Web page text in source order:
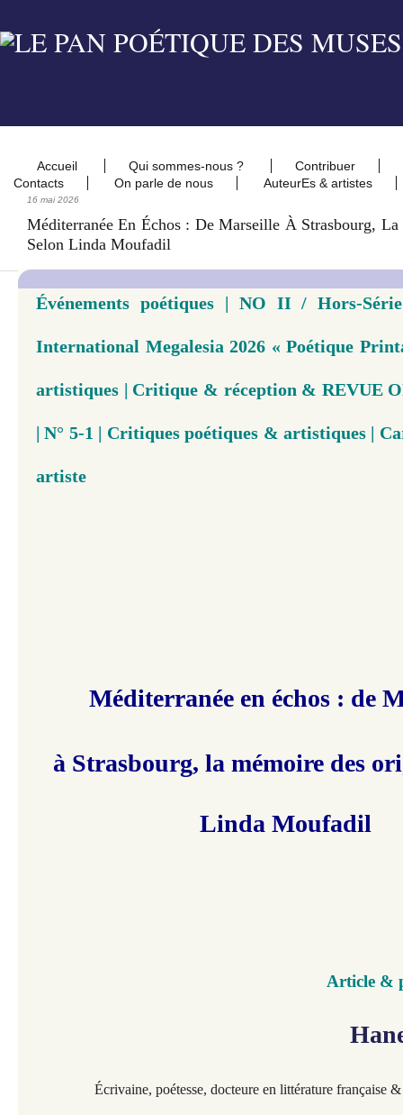
Accueil Qui sommes-nous ?
Contribuer
Contacts
On parle de nous AuteurEs & artistes
16 mai 2026
Méditerranée En Échos : De Marseille À Strasbourg,
Selon Linda Moufadil
Événements poétiques | NO II / Hors-
International Megalesia 2026 « Poétique
artistiques | Critique & réception & REVUE
| N° 5-1 | Critiques poétiques & artistiques |
artiste
Méditerranée en échos : de
à Strasbourg, la mémoire des
Linda Moufadil
Article &
Écrivaine, poétesse, docteure en littérature française